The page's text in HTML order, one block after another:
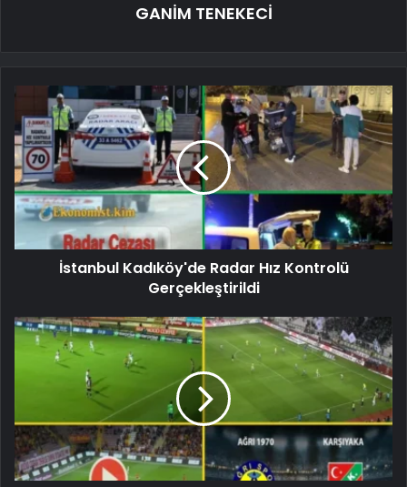
GANİM TENEKECİ
İstanbul Kadıköy'de Radar Hız Kontrolü
Gerçekleştirildi